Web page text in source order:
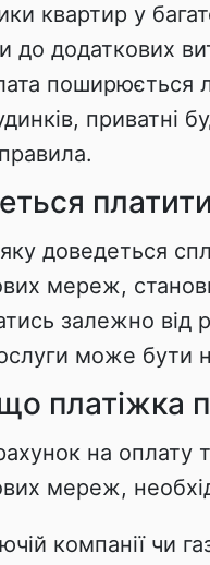
квартир у
до додаткових
поширюється
приватні
доведеться
мереж,
залежно від
може бути
платіжка
на оплату
мереж,
компанії чи